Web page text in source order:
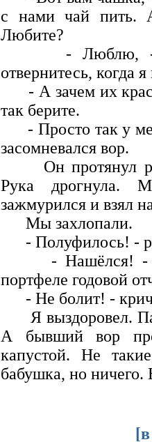
с нами чай пить.
Любите?
- Люблю, -
отвернитесь, когда
- А зачем их
так берите.
- Просто так у
засомневался вор.
Он протянул
Рука дрогнула.
зажмурился и взял
Мы захлопали.
- Полуфилось! -
- Нашёлся! -
портфеле годовой
- Не болит! -
Я выздоровел.
А бывший вор
капустой. Не
бабушка, но
[